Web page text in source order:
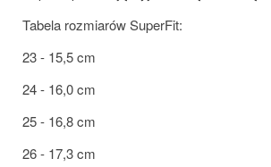
Tabela rozmiarów SuperFit:
23 - 15,5 cm
24 - 16,0 cm
25 - 16,8 cm
26 - 17,3 cm